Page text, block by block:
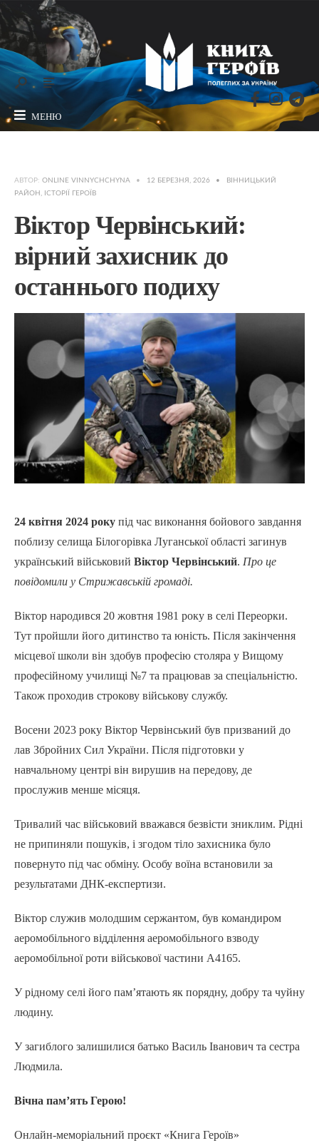
МЕНЮ
АВТОР: ONLINE VINNYCHCHYNA • 12 БЕРЕЗНЯ, 2026 •
ВІННИЦЬКИЙ
РАЙОН , ІСТОРІЇ ГЕРОЇВ
Віктор Червінський:
вірний захисник до
останнього подиху
24 квітня 2024 року під час виконання бойового завдання
поблизу селища Білогорівка Луганської області загинув
український військовий Віктор Червінський. Про це
повідомили у Стрижавській громаді.
Віктор народився 20 жовтня 1981 року в селі Переорки.
Тут пройшли його дитинство та юність. Після закінчення
місцевої школи він здобув професію столяра у Вищому
професійному училищі №7 та працював за спеціальністю.
Також проходив строкову військову службу.
Восени 2023 року Віктор Червінський був призваний до
лав Збройних Сил України. Після підготовки у
навчальному центрі він вирушив на передову, де
прослужив менше місяця.
Тривалий час військовий вважався безвісти зниклим. Рідні
не припиняли пошуків, і згодом тіло захисника було
повернуто під час обміну. Особу воїна встановили за
результатами ДНК-експертизи.
Віктор служив молодшим сержантом, був командиром
аеромобільного відділення аеромобільного взводу
аеромобільної роти військової частини А4165.
У рідному селі його пам’ятають як порядну, добру та чуйну
людину.
У загиблого залишилися батько Василь Іванович та сестра
Людмила.
Вічна пам’ять Герою!
Онлайн-меморіальний проєкт «Книга Героїв»